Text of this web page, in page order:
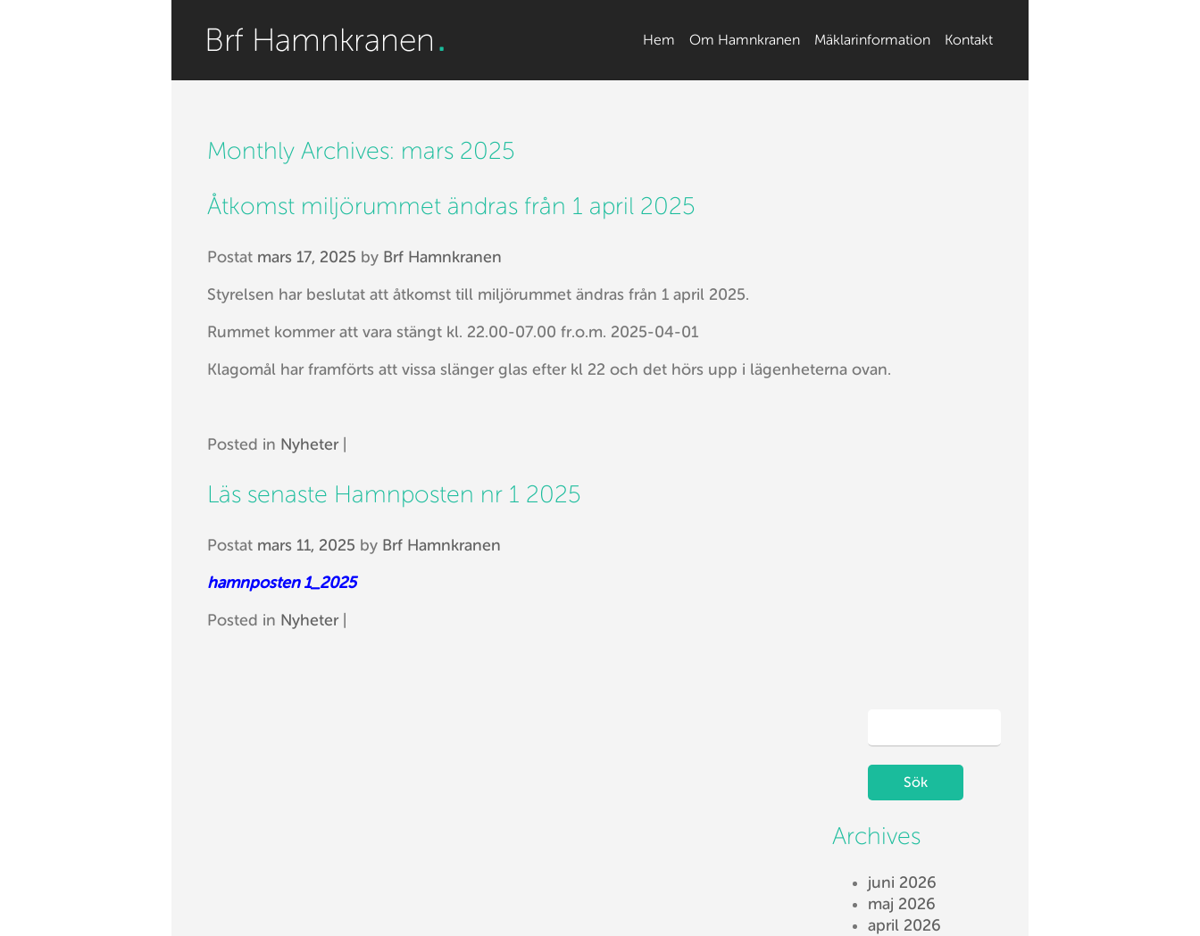
Main menu
to
Hem Om Hamnkranen Mäklarinformation Kontakt
Monthly Archives: mars 2025
Åtkomst miljörummet ändras från 1 april 2025
Postat mars 17, 2025 by Brf Hamnkranen
Styrelsen har beslutat att åtkomst till miljörummet ändras från 1 april 2025.
Rummet kommer att vara stängt kl. 22.00-07.00 fr.o.m. 2025-04-01
Klagomål har framförts att vissa slänger glas efter kl 22 och det hörs upp i lägenheterna ovan.
Posted in Nyheter
Läs senaste Hamnposten nr 1 2025
Postat mars 11, 2025 by Brf Hamnkranen
hamnposten 1_2025
Posted in Nyheter
Archives
juni 2026
maj 2026
april 2026